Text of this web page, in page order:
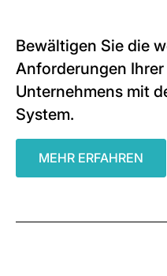
Bewältigen Sie die
Anforderungen
Unternehmens mit
System.
MEHR ERFAHREN